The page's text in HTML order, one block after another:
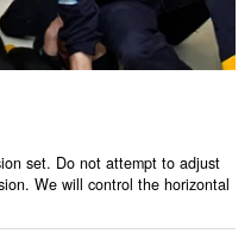
set. Do not attempt to adjust
We will control the horizontal